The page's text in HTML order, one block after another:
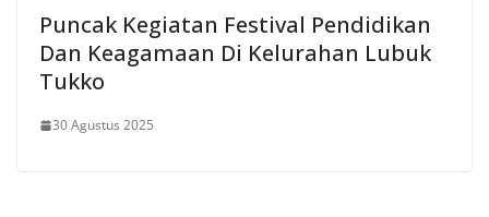
Puncak Kegiatan Festival Pendidikan
Dan Keagamaan Di Kelurahan Lubuk
Tukko
30 Agustus 2025